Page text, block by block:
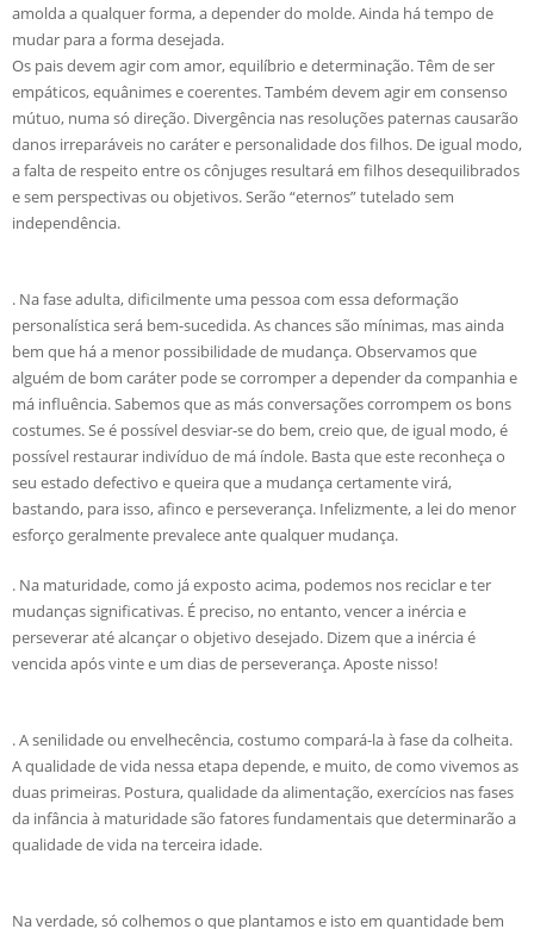
amolda a qualquer forma, a depender do molde. Ainda há tempo de
mudar para a forma desejada.
Os pais devem agir com amor, equilíbrio e determinação. Têm de ser
empáticos, equânimes e coerentes. Também devem agir em consenso
mútuo, numa só direção. Divergência nas resoluções paternas causarão
danos irreparáveis no caráter e personalidade dos filhos. De igual modo,
a falta de respeito entre os cônjuges resultará em filhos desequilibrados
e sem perspectivas ou objetivos. Serão “eternos” tutelado sem
independência.
. Na fase adulta, dificilmente uma pessoa com essa deformação
personalística será bem-sucedida. As chances são mínimas, mas ainda
bem que há a menor possibilidade de mudança. Observamos que
alguém de bom caráter pode se corromper a depender da companhia e
má influência. Sabemos que as más conversações corrompem os bons
costumes. Se é possível desviar-se do bem, creio que, de igual modo, é
possível restaurar indivíduo de má índole. Basta que este reconheça o
seu estado defectivo e queira que a mudança certamente virá,
bastando, para isso, afinco e perseverança. Infelizmente, a lei do menor
esforço geralmente prevalece ante qualquer mudança.
. Na maturidade, como já exposto acima, podemos nos reciclar e ter
mudanças significativas. É preciso, no entanto, vencer a inércia e
perseverar até alcançar o objetivo desejado. Dizem que a inércia é
vencida após vinte e um dias de perseverança. Aposte nisso!
. A senilidade ou envelhecência, costumo compará-la à fase da colheita.
A qualidade de vida nessa etapa depende, e muito, de como vivemos as
duas primeiras. Postura, qualidade da alimentação, exercícios nas fases
da infância à maturidade são fatores fundamentais que determinarão a
qualidade de vida na terceira idade.
Na verdade, só colhemos o que plantamos e isto em quantidade bem